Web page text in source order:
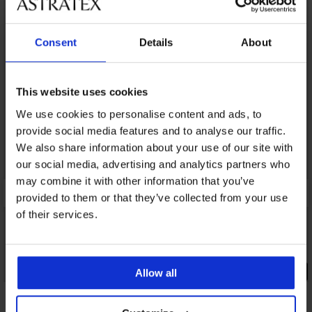
Consent Details About
This website uses cookies
We use cookies to personalise content and ads, to
provide social media features and to analyse our traffic.
We also share information about your use of our site with
our social media, advertising and analytics partners who
may combine it with other information that you’ve
provided to them or that they’ve collected from your use
of their services.
Allow all
LIMITED
5
NEW
LIMITED